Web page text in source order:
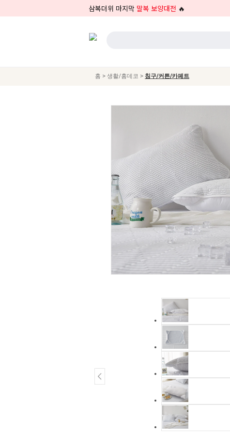
삼복더위 마지막 말복 보양대전 🔥
홈 > 생활/홈데코 > 침구/커튼/카페트